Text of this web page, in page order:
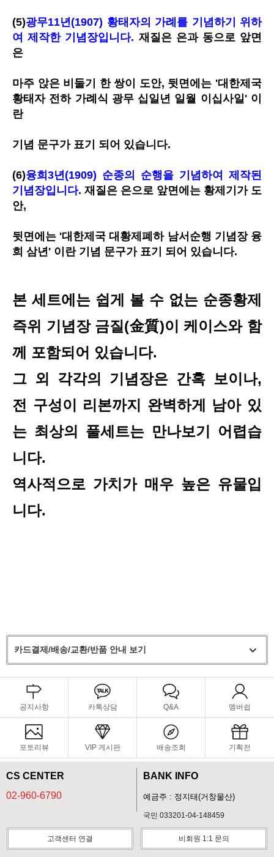
(5)광무11년(1907) 황태자의 가례를 기념하기 위하
여 제작한 기념장입니다. 재질은 은과 동으로 앞면
은
마주 앉은 비둘기 한 쌍이 도안, 뒷면에는 '대한제국
황태자 전하 가례식 광무 십일년 일월 이십사일' 이
란
기념 문구가 표기 되어 있습니다.
(6)융희3년(1909) 순종의 순행을 기념하여 제작된
기념장입니다. 재질은 은으로 앞면에는 황제기가 도
안,
뒷면에는 '대한제국 대황제폐하 남서순행 기념장 융
희 삼년' 이란 기념 문구가 표기 되어 있습니다.
본 세트에는 쉽게 볼 수 없는 순종황제
즉위 기념장 금질(金質)이 케이스와 함
께 포함되어 있습니다.
그 외 각각의 기념장은 간혹 보이나,
전 구성이 리본까지 완벽하게 남아 있
는 최상의 풀세트는 만나보기 어렵습
니다.
역사적으로 가치가 매우 높은 유물입
니다.
카드결제/배송/교환/반품 안내 보기
공지사항 카톡상담 Q&A 멤버쉽
포토리뷰 VIP 게시판 배송조회 기획전
CS CENTER
02-960-6790
BANK INFO
예금주 : 정지태(거창물산)
국민 033201-04-148459
고객센터 연결 비회원 1:1 문의